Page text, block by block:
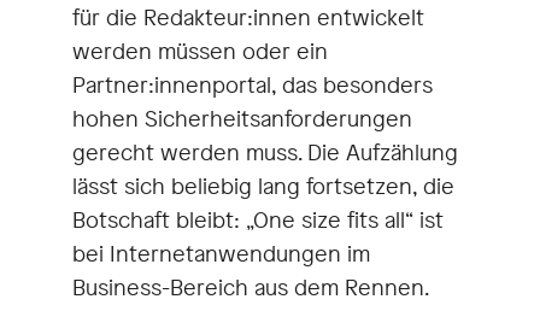
für die Redakteur:innen entwickelt
werden müssen oder ein
Partner:innenportal, das besonders
hohen Sicherheitsanforderungen
gerecht werden muss. Die Aufzählung
lässt sich beliebig lang fortsetzen, die
Botschaft bleibt: „One size fits all“ ist
bei Internetanwendungen im
Business-Bereich aus dem Rennen.